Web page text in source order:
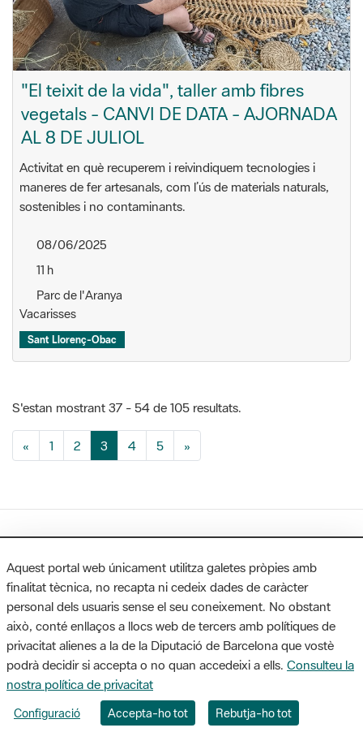
"El teixit de la vida", taller amb fibres
vegetals - CANVI DE DATA - AJORNADA
AL 8 DE JULIOL
Activitat en què recuperem i reivindiquem tecnologies i
maneres de fer artesanals, com l’ús de materials naturals,
sostenibles i no contaminants.
08/06/2025
11 h
Parc de l'Aranya
Vacarisses
Sant Llorenç-Obac
S'estan mostrant 37 - 54 de 105 resultats.
« 1 2 3 4 5 »
Subscriu-te als nostres
butlletins
Aquest portal web únicament utilitza galetes pròpies amb
finalitat tècnica, no recapta ni cedeix dades de caràcter
personal dels usuaris sense el seu coneixement. No obstant
això, conté enllaços a llocs web de tercers amb polítiques de
privacitat alienes a la de la Diputació de Barcelona que vostè
podrà decidir si accepta o no quan accedeixi a ells. Consulteu la
nostra política de privacitat
Configuració Accepta-ho tot Rebutja-ho tot